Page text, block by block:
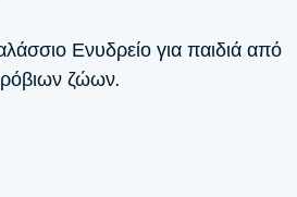
Ενυδρείο για παιδιά από
ζώων.